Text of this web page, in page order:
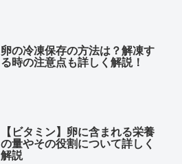
卵の冷凍保存の方法は？解凍す
る時の注意点も詳しく解説！
【ビタミン】卵に含まれる栄養
の量やその役割について詳しく
解説